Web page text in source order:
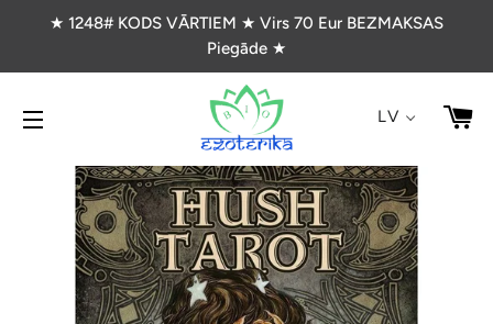
★ 1248# KODS VĀRTIEM ★ Virs 70 Eur BEZMAKSAS
Piegāde ★
VIETNES NAVIGĀCIJA
LV